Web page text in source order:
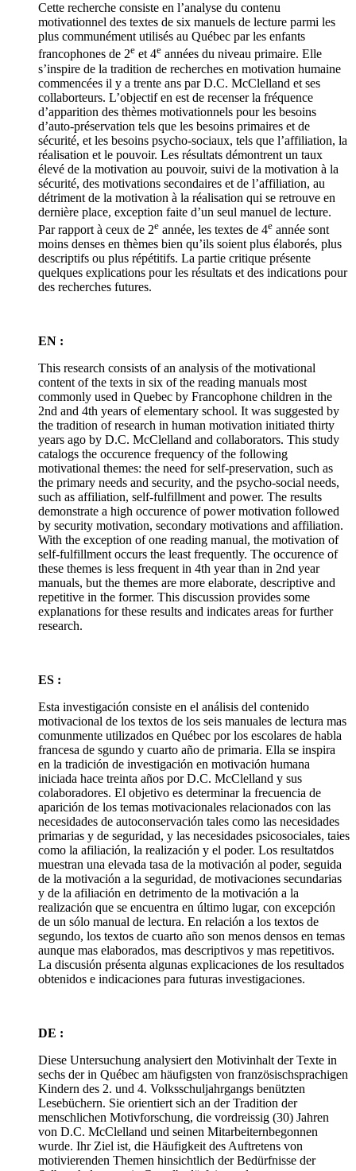
Cette recherche consiste en l’analyse du contenu
motivationnel des textes de six manuels de lecture parmi les
plus communément utilisés au Québec par les enfants
francophones de 2e et 4e années du niveau primaire. Elle
s’inspire de la tradition de recherches en motivation humaine
commencées il y a trente ans par D.C. McClelland et ses
collaborteurs. L’objectif en est de recenser la fréquence
d’apparition des thèmes motivationnels pour les besoins
d’auto-préservation tels que les besoins primaires et de
sécurité, et les besoins psycho-sociaux, tels que l’affiliation, la
réalisation et le pouvoir. Les résultats démontrent un taux
élevé de la motivation au pouvoir, suivi de la motivation à la
sécurité, des motivations secondaires et de l’affiliation, au
détriment de la motivation à la réalisation qui se retrouve en
dernière place, exception faite d’un seul manuel de lecture.
Par rapport à ceux de 2e année, les textes de 4e année sont
moins denses en thèmes bien qu’ils soient plus élaborés, plus
descriptifs ou plus répétitifs. La partie critique présente
quelques explications pour les résultats et des indications pour
des recherches futures.
EN :
This research consists of an analysis of the motivational
content of the texts in six of the reading manuals most
commonly used in Quebec by Francophone children in the
2nd and 4th years of elementary school. It was suggested by
the tradition of research in human motivation initiated thirty
years ago by D.C. McClelland and collaborators. This study
catalogs the occurence frequency of the following
motivational themes: the need for self-preservation, such as
the primary needs and security, and the psycho-social needs,
such as affiliation, self-fulfillment and power. The results
demonstrate a high occurence of power motivation followed
by security motivation, secondary motivations and affiliation.
With the exception of one reading manual, the motivation of
self-fulfillment occurs the least frequently. The occurence of
these themes is less frequent in 4th year than in 2nd year
manuals, but the themes are more elaborate, descriptive and
repetitive in the former. This discussion provides some
explanations for these results and indicates areas for further
research.
ES :
Esta investigación consiste en el análisis del contenido
motivacional de los textos de los seis manuales de lectura mas
comunmente utilizados en Québec por los escolares de habla
francesa de sgundo y cuarto año de primaria. Ella se inspira
en la tradición de investigación en motivación humana
iniciada hace treinta años por D.C. McClelland y sus
colaboradores. El objetivo es determinar la frecuencia de
aparición de los temas motivacionales relacionados con las
necesidades de autoconservación tales como las necesidades
primarias y de seguridad, y las necesidades psicosociales, taies
como la afiliación, la realización y el poder. Los resultatdos
muestran una elevada tasa de la motivación al poder, seguida
de la motivación a la seguridad, de motivaciones secundarias
y de la afiliación en detrimento de la motivación a la
realización que se encuentra en último lugar, con excepción
de un sólo manual de lectura. En relación a los textos de
segundo, los textos de cuarto año son menos densos en temas
aunque mas elaborados, mas descriptivos y mas repetitivos.
La discusión présenta algunas explicaciones de los resultados
obtenidos e indicaciones para futuras investigaciones.
DE :
Diese Untersuchung analysiert den Motivinhalt der Texte in
sechs der in Québec am häufigsten von französischsprachigen
Kindern des 2. und 4. Volksschuljahrgangs benützten
Lesebüchern. Sie orientiert sich an der Tradition der
menschlichen Motivforschung, die vordreissig (30) Jahren
von D.C. McClelland und seinen Mitarbeiternbegonnen
wurde. Ihr Ziel ist, die Häufigkeit des Auftretens von
motivierenden Themen hinsichtlich der Bedürfnisse der